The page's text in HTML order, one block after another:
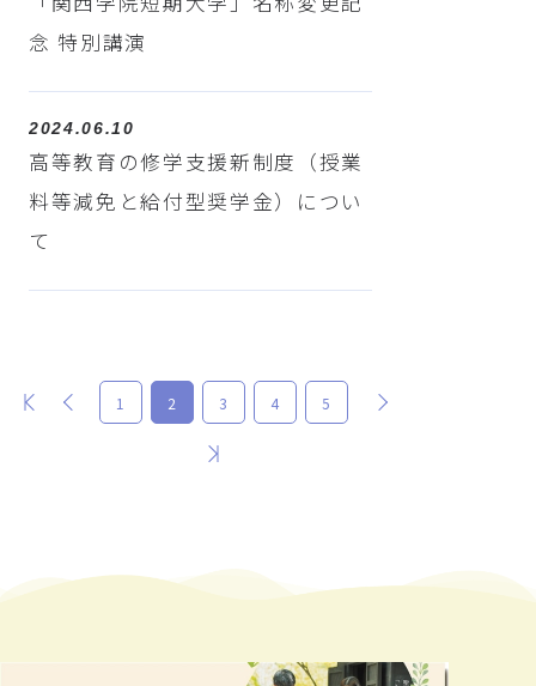
念 特別講演
2024.06.10
高等教育の修学支援新制度（授業
料等減免と給付型奨学金）につい
て
最初 前 1 2 3 4 5
最後